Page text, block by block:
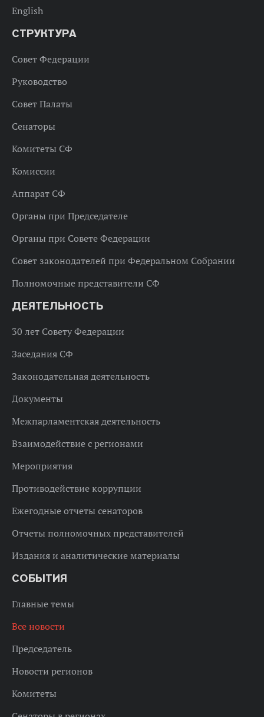
English
СТРУКТУРА
Совет Федерации
Руководство
Совет Палаты
Сенаторы
Комитеты СФ
Комиссии
Аппарат СФ
Органы при Председателе
Органы при Совете Федерации
Совет законодателей при Федеральном Собрании
Полномочные представители СФ
ДЕЯТЕЛЬНОСТЬ
30 лет Совету Федерации
Заседания СФ
Законодательная деятельность
Документы
Межпарламентская деятельность
Взаимодействие с регионами
Мероприятия
Противодействие коррупции
Ежегодные отчеты сенаторов
Отчеты полномочных представителей
Издания и аналитические материалы
СОБЫТИЯ
Главные темы
Все новости
Председатель
Новости регионов
Комитеты